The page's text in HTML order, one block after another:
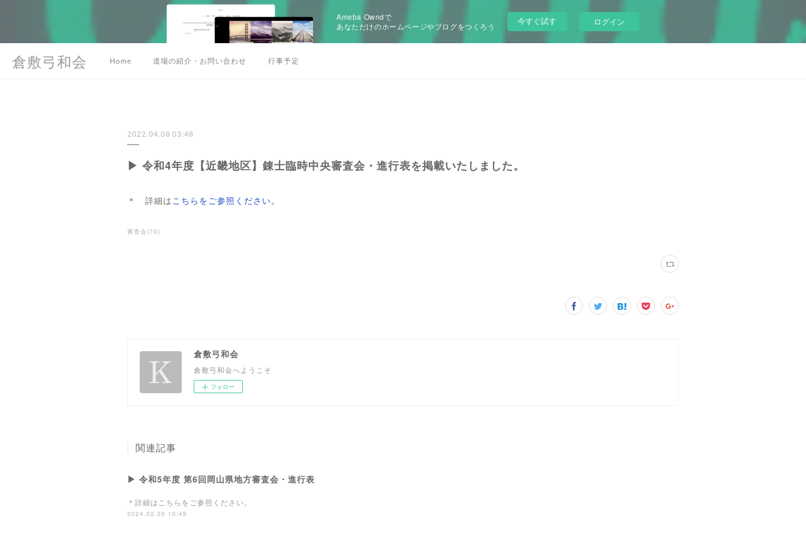
Ameba Owndで
あなただけのホームページやブログをつくろう
今すぐ試す ログイン
倉敷弓和会 Home 道場の紹介・お問い合わせ 行事予定
2022.04.08 03:48
▶ 令和4年度【近畿地区】錬士臨時中央審査会・進行表を掲載いたしました。
＊ 詳細はこちらをご参照ください。
審査会 (70)
倉敷弓和会
倉敷弓和会へようこそ
フォロー
関連記事
▶ 令和5年度 第6回岡山県地方審査会・進行表
＊詳細はこちらをご参照ください。
2024.02.20 10:49